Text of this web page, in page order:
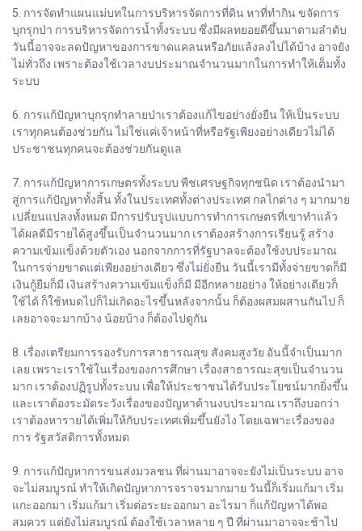
5. การจัดทำแผนแม่บทในการบริหารจัดการที่ดิน หาที่ทำกิน ขจัดการ
บุกรุกป่า การบริหารจัดการน้ำทั้งระบบ ซึ่งมีผลทยอยดีขึ้นมาตามลำดับ
วันนี้อาจจะลดปัญหาของการขาดแคลนหรือภัยแล้งลงไปได้บ้าง อาจยัง
ไม่ทั่วถึง เพราะต้องใช้เวลางบประมาณจำนวนมากในการทำให้เต็มทั้ง
ระบบ
6. การแก้ปัญหาบุกรุกทำลายป่าเราต้องแก้ไขอย่างยั่งยืน ให้เป็นระบบ
เราทุกคนต้องช่วยกัน ไม่ใช่แค่เจ้าหน้าที่หรือรัฐเพียงอย่างเดียวไม่ได้
ประชาชนทุกคนจะต้องช่วยกันดูแล
7. การแก้ปัญหาการเกษตรทั้งระบบ พืชเศรษฐกิจทุกชนิด เราต้องนำมา
สู่การแก้ปัญหาทั้งสิ้น ทั้งในประเทศทั้งต่างประเทศ กลไกต่าง ๆ มากมาย
เปลี่ยนแปลงทั้งหมด มีการปรับรูปแบบการทำการเกษตรที่เขาทำแล้ว
ได้ผลดีมีรายได้สูงขึ้นเป็นจำนวนมาก เราต้องสร้างการเรียนรู้ สร้าง
ความเข้มแข็งด้วยตัวเอง นอกจากการที่รัฐบาลจะต้องใช้งบประมาณ
ในการจ่ายขาดแต่เพียงอย่างเดียว ซึ่งไม่ยั่งยืน วันนี้เรามีทั้งจ่ายขาดก็มี
เงินกู้ยืมก็มี เงินสร้างความเข้มแข็งก็มี มีอีกหลายอย่าง ให้อย่างเดียวก็
ใช้ได้ ก็ใช้หมดไปก็ไม่เกิดอะไรขึ้นหลังจากนั้น ก็ต้องผสมผสานกันไป ก็
เลยอาจจะมากบ้าง น้อยบ้าง ก็ต้องไปดูกัน
8. เรื่องเตรียมการรองรับการสาธารณสุข สังคมสูงวัย อันนี้จำเป็นมาก
เลย เพราะเราใช้ในเรื่องของการศึกษา เรื่องสาธารณะสุขเป็นจำนวน
มาก เราต้องปฏิรูปทั้งระบบ เพื่อให้ประชาชนได้รับประโยชน์มากยิ่งขึ้น
และเราต้องระมัดระวังเรื่องของปัญหาด้านงบประมาณ เราถึงบอกว่า
เราต้องหารายได้เพิ่มให้กับประเทศเพิ่มขึ้นยังไง โดยเฉพาะเรื่องของ
การ รัฐสวัสดิการทั้งหมด
9. การแก้ปัญหาการขนส่งมวลชน ที่ผ่านมาอาจจะยังไม่เป็นระบบ อาจ
จะไม่สมบูรณ์ ทำให้เกิดปัญหาการจราจรมากมาย วันนี้ก็เริ่มแก้มา เริ่ม
แกะออกมา เริ่มแก้มา เริ่มต่อระยะออกมา อะไรมา ก็แก้ปัญหาได้พอ
สมควร แต่ยังไม่สมบูรณ์ ต้องใช้เวลาหลาย ๆ ปี ที่ผ่านมาอาจจะช้าไป